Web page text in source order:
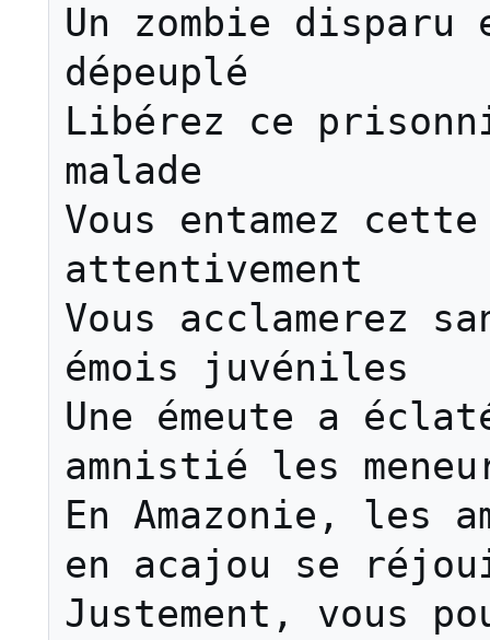
Un zombie
dépeuplé
Libérez ce
malade
Vous entamez
attentivement
Vous acclamerez
émois juvéniles
Une émeute a
amnistié les
En Amazonie, les
en acajou se
Justement, vous